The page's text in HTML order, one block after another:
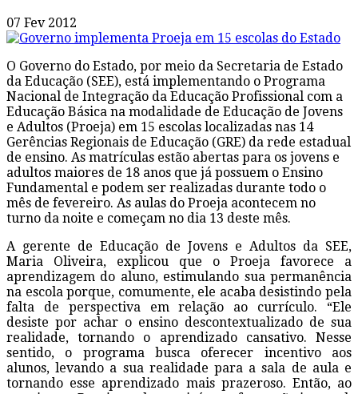
07 Fev 2012
O Governo do Estado, por meio da Secretaria de Estado
da Educação (SEE), está implementando o Programa
Nacional de Integração da Educação Profissional com a
Educação Básica na modalidade de Educação de Jovens
e Adultos (Proeja) em 15 escolas localizadas nas 14
Gerências Regionais de Educação (GRE) da rede estadual
de ensino. As matrículas estão abertas para os jovens e
adultos maiores de 18 anos que já possuem o Ensino
Fundamental e podem ser realizadas durante todo o
mês de fevereiro. As aulas do Proeja acontecem no
turno da noite e começam no dia 13 deste mês.
A gerente de Educação de Jovens e Adultos da SEE,
Maria Oliveira, explicou que o Proeja favorece a
aprendizagem do aluno, estimulando sua permanência
na escola porque, comumente, ele acaba desistindo pela
falta de perspectiva em relação ao currículo. “Ele
desiste por achar o ensino descontextualizado de sua
realidade, tornando o aprendizado cansativo. Nesse
sentido, o programa busca oferecer incentivo aos
alunos, levando a sua realidade para a sala de aula e
tornando esse aprendizado mais prazeroso. Então, ao